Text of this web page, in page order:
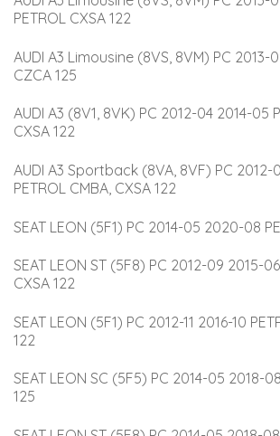
PETROL CXSA 122
AUDI A3 Limousine (8VS, 8VM) PC 2013-
CZCA 125
AUDI A3 (8V1, 8VK) PC 2012-04 2014-05
CXSA 122
AUDI A3 Sportback (8VA, 8VF) PC 2012-
PETROL CMBA, CXSA 122
SEAT LEON (5F1) PC 2014-05 2020-08
SEAT LEON ST (5F8) PC 2012-09 2015-
CXSA 122
SEAT LEON (5F1) PC 2012-11 2016-10
122
SEAT LEON SC (5F5) PC 2014-05 2018-
125